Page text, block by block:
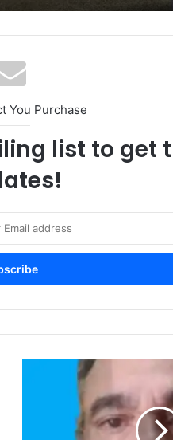
ഏറ്റെടുത്തത്
ഒടിപി
ഒമാൻ
യുഎഇയില്‍
ഒരു
വായു
വന്‍
You Purchase
list to get